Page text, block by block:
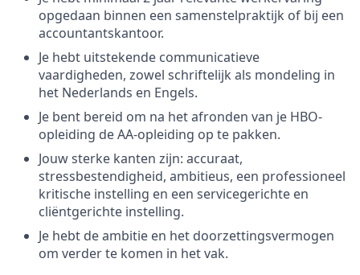
opgedaan binnen een samenstelpraktijk of bij een
accountantskantoor.
Je hebt uitstekende communicatieve
vaardigheden, zowel schriftelijk als mondeling in
het Nederlands en Engels.
Je bent bereid om na het afronden van je HBO-
opleiding de AA-opleiding op te pakken.
Jouw sterke kanten zijn: accuraat,
stressbestendigheid, ambitieus, een professioneel
kritische instelling en een servicegerichte en
cliëntgerichte instelling.
Je hebt de ambitie en het doorzettingsvermogen
om verder te komen in het vak.